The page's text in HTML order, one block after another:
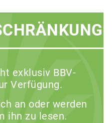
exklusiv BBV-
Verfügung.
an oder werden
ihn zu lesen.